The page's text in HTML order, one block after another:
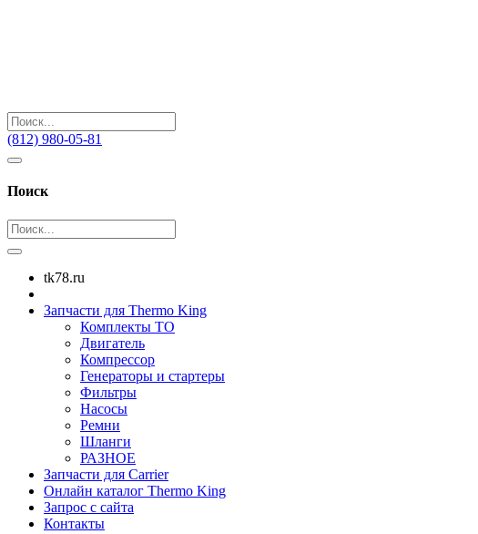
(812) 980-05-81
Поиск
tk78.ru
Запчасти для Thermo King
Комплекты ТО
Двигатель
Компрессор
Генераторы и стартеры
Фильтры
Насосы
Ремни
Шланги
РАЗНОЕ
Запчасти для Carrier
Онлайн каталог Thermo King
Запрос с сайта
Контакты